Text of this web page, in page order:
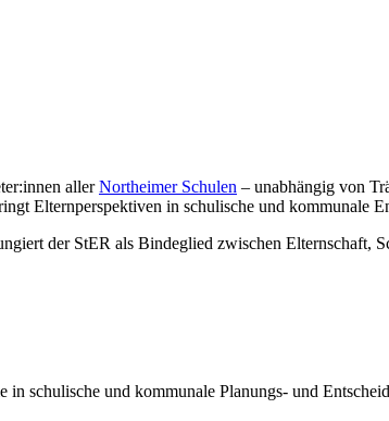
allerNortheimer Schulen – unabhängig von
Elternperspektiven in schulische und kommunale
der StER als Bindeglied zwischen Elternschaft,
schulische und kommunale Planungs- und